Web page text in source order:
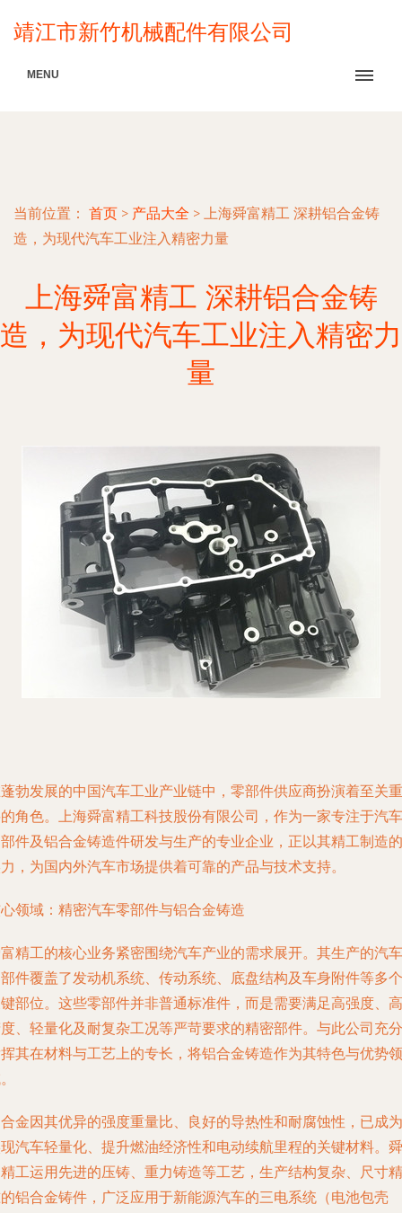
靖江市新竹机械配件有限公司
MENU
当前位置： 首页 > 产品大全 > 上海舜富精工 深耕铝合金铸
造，为现代汽车工业注入精密力量
上海舜富精工 深耕铝合金铸
造，为现代汽车工业注入精密力
量
勃发展的中国汽车工业产业链中，零部件供应商扮演着至关重
角色。上海舜富精工科技股份有限公司，作为一家专注于汽车
件及铝合金铸造件研发与生产的专业企业，正以其精工制造的
，为国内外汽车市场提供着可靠的产品与技术支持。
领域：精密汽车零部件与铝合金铸造
精工的核心业务紧密围绕汽车产业的需求展开。其生产的汽车
件覆盖了发动机系统、传动系统、底盘结构及车身附件等多个
部位。这些零部件并非普通标准件，而是需要满足高强度、高
、轻量化及耐复杂工况等严苛要求的精密部件。与此公司充分
其在材料与工艺上的专长，将铝合金铸造作为其特色与优势领
金因其优异的强度重量比、良好的导热性和耐腐蚀性，已成为
汽车轻量化、提升燃油经济性和电动续航里程的关键材料。舜
工运用先进的压铸、重力铸造等工艺，生产结构复杂、尺寸精
铝合金铸件，广泛应用于新能源汽车的三电系统（电池包壳